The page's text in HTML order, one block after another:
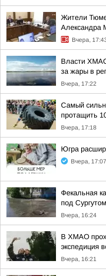
Жители
Александра
Вчера,
Власти
за жары в
Вчера, 17:22
Самый
протащить
Вчера, 17:18
Югра
Вчера, 17:07
Фекальная
под
Вчера, 16:24
В ХМАО
экспедиция
Вчера, 16:21